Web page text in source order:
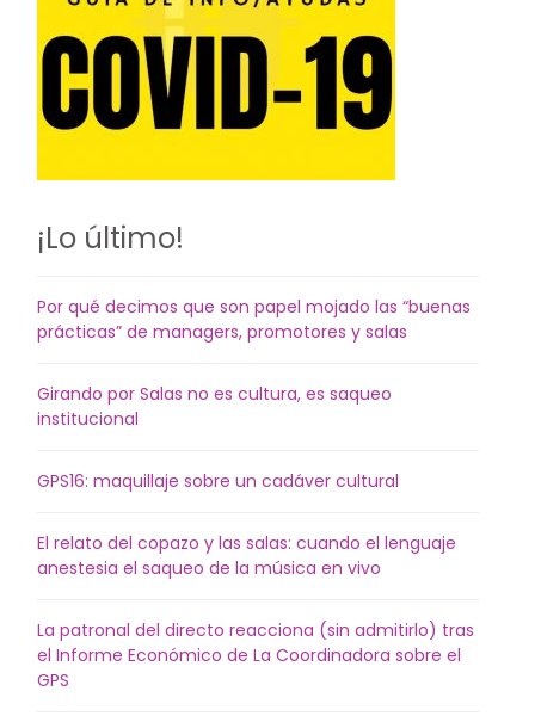
¡Lo último!
Por qué decimos que son papel mojado las “buenas
prácticas” de managers, promotores y salas
Girando por Salas no es cultura, es saqueo
institucional
GPS16: maquillaje sobre un cadáver cultural
El relato del copazo y las salas: cuando el lenguaje
anestesia el saqueo de la música en vivo
La patronal del directo reacciona (sin admitirlo) tras
el Informe Económico de La Coordinadora sobre el
GPS